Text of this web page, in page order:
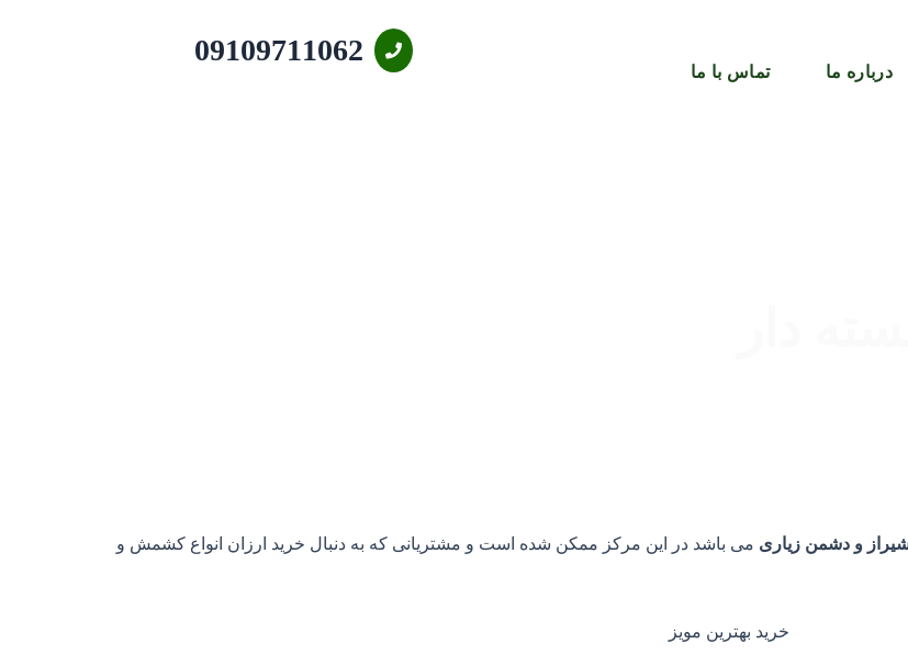
درباره ما تماس با ما
09109711062
شیراز و دشمن زیاری می باشد در این مرکز ممکن شده است و مشتریانی که به دنبال خرید ارزان انواع کشمش و